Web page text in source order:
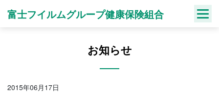
富士フイルムグループ健康保険組合
お知らせ
2015年06月17日